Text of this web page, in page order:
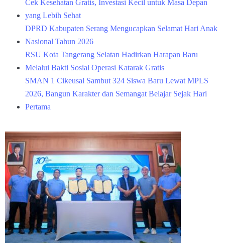
Cek Kesehatan Gratis, Investasi Kecil untuk Masa Depan
yang Lebih Sehat
DPRD Kabupaten Serang Mengucapkan Selamat Hari Anak
Nasional Tahun 2026
RSU Kota Tangerang Selatan Hadirkan Harapan Baru
Melalui Bakti Sosial Operasi Katarak Gratis
SMAN 1 Cikeusal Sambut 324 Siswa Baru Lewat MPLS
2026, Bangun Karakter dan Semangat Belajar Sejak Hari
Pertama